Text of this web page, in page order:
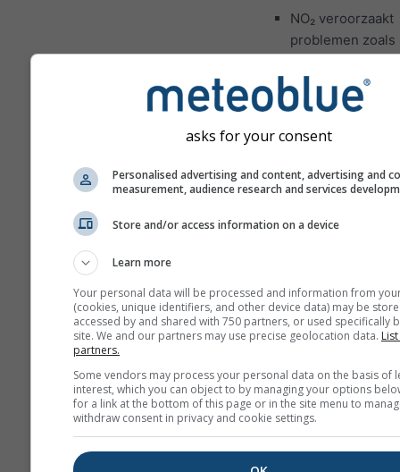
NO₂ veroorzaakt
problemen zoals
ademhaling,
verkoudheid,
pollenverwachting
meest voorkomende
allergenen in de lucht
tijdens het voorjaar,
breedtegraden.
bomen bloeien, laten
kleine pollenkorrels
door de wind worden
asks for your consent
Personalised advertising and content, advertising and
measurement, audience research and services
Store and/or access information on a device
Learn more
Your personal data will be processed and information from
(cookies, unique identifiers, and other device data) may be
accessed by and shared with 750 partners, or used specifically
site. We and our partners may use precise geolocation data.
partners.
Some vendors may process your personal data on the basis of
interest, which you can object to by managing your options
for a link at the bottom of this page or in the site menu to
withdraw consent in privacy and cookie settings.